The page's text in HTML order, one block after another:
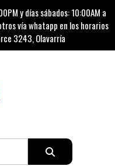
y días sábados: 10:00AM a
vía whatapp en los horarios
3243, Olavarría